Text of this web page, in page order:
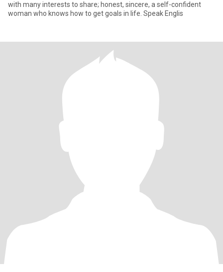
with many interests to share; honest, sincere, a self-confident
woman who knows how to get goals in life. Speak Englis